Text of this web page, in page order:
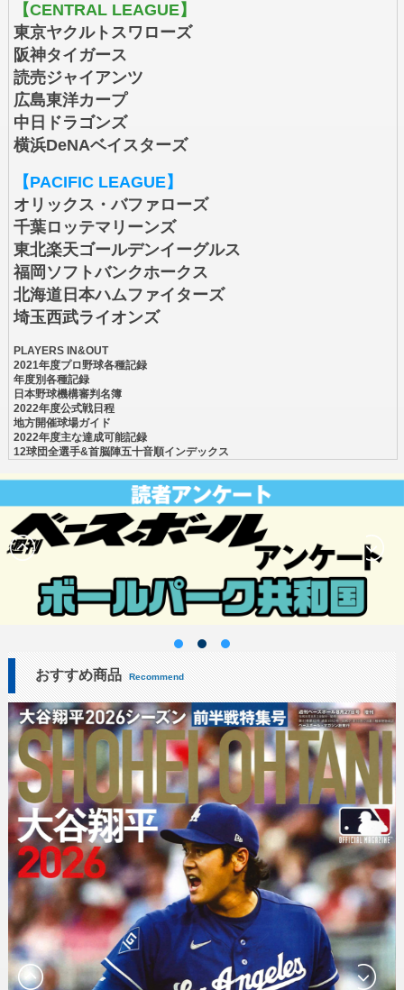
【CENTRAL LEAGUE】
東京ヤクルトスワローズ
阪神タイガース
読売ジャイアンツ
広島東洋カープ
中日ドラゴンズ
横浜DeNAベイスターズ
【PACIFIC LEAGUE】
オリックス・バファローズ
千葉ロッテマリーンズ
東北楽天ゴールデンイーグルス
福岡ソフトバンクホークス
北海道日本ハムファイターズ
埼玉西武ライオンズ
PLAYERS IN&OUT
2021年度プロ野球各種記録
年度別各種記録
日本野球機構審判名簿
2022年度公式戦日程
地方開催球場ガイド
2022年度主な達成可能記録
12球団全選手&首脳陣五十音順インデックス
おすすめ商品 Recommend